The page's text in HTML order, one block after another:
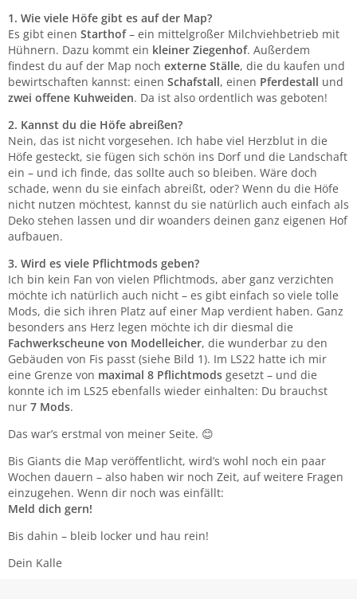
1. Wie viele Höfe gibt es auf der Map?
Es gibt einen Starthof– ein mittelgroßer Milchviehbetrieb mit
Hühnern. Dazu kommt ein kleiner Ziegenhof. Außerdem
findest du auf der Map noch externe Ställe, die du kaufen und
bewirtschaften kannst: einen Schafstall, einen Pferdestall und
zwei offene Kuhweiden. Da ist also ordentlich was geboten!
2. Kannst du die Höfe abreißen?
Nein, das ist nicht vorgesehen. Ich habe viel Herzblut in die
Höfe gesteckt, sie fügen sich schön ins Dorf und die Landschaft
ein – und ich finde, das sollte auch so bleiben. Wäre doch
schade, wenn du sie einfach abreißt, oder? Wenn du die Höfe
nicht nutzen möchtest, kannst du sie natürlich auch einfach als
Deko stehen lassen und dir woanders deinen ganz eigenen Hof
aufbauen.
3. Wird es viele Pflichtmods geben?
Ich bin kein Fan von vielen Pflichtmods, aber ganz verzichten
möchte ich natürlich auch nicht – es gibt einfach so viele tolle
Mods, die sich ihren Platz auf einer Map verdient haben. Ganz
besonders ans Herz legen möchte ich dir diesmal die
Fachwerkscheune von Modelleicher, die wunderbar zu den
Gebäuden von Fis passt (siehe Bild 1). Im LS22 hatte ich mir
eine Grenze von maximal 8 Pflichtmods gesetzt – und die
konnte ich im LS25 ebenfalls wieder einhalten: Du brauchst
nur 7 Mods.
Das war’s erstmal von meiner Seite. 😊
Bis Giants die Map veröffentlicht, wird’s wohl noch ein paar
Wochen dauern – also haben wir noch Zeit, auf weitere Fragen
einzugehen. Wenn dir noch was einfällt:
Meld dich gern!
Bis dahin – bleib locker und hau rein!
Dein Kalle